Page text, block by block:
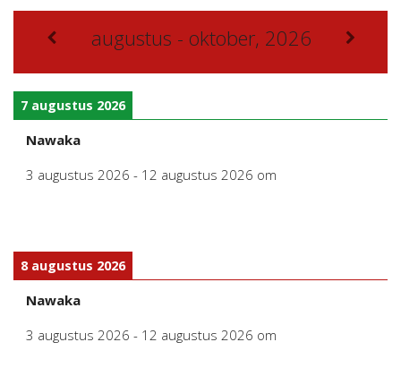
augustus - oktober, 2026
7 augustus 2026
Nawaka
3 augustus 2026 - 12 augustus 2026 om
8 augustus 2026
Nawaka
3 augustus 2026 - 12 augustus 2026 om